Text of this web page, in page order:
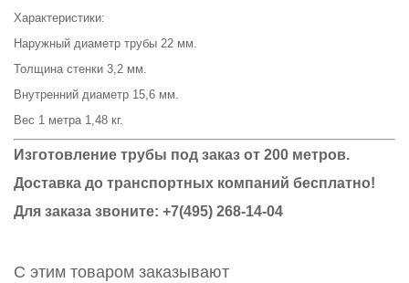
Характеристики:
Наружный диаметр трубы 22 мм.
Толщина стенки 3,2 мм.
Внутренний диаметр 15,6 мм.
Вес 1 метра 1,48 кг.
Изготовление трубы под заказ от 200 метров.
Доставка до транспортных компаний бесплатно!
Для заказа звоните: +7(495) 268-14-04
С этим товаром заказывают